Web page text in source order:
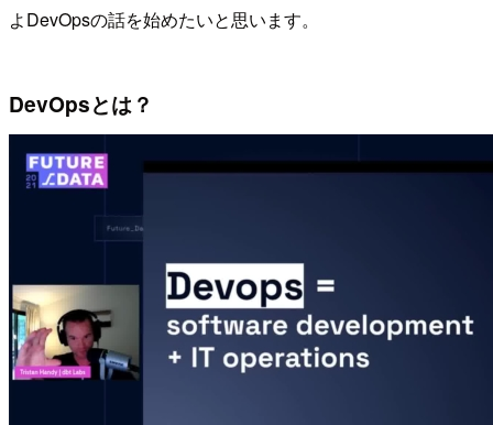
よDevOpsの話を始めたいと思います。
DevOpsとは？